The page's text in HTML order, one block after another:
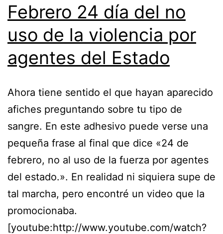
Febrero 24 día del no
uso de la violencia por
agentes del Estado
Ahora tiene sentido el que hayan aparecido
afiches preguntando sobre tu tipo de
sangre. En este adhesivo puede verse una
pequeña frase al final que dice «24 de
febrero, no al uso de la fuerza por agentes
del estado.». En realidad ni siquiera supe de
tal marcha, pero encontré un video que la
promocionaba.
[youtube:http://www.youtube.com/watch?